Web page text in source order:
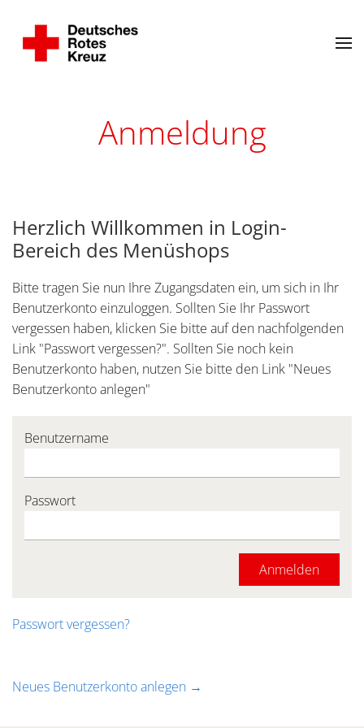
Anmeldung
Herzlich Willkommen in Login-
Bereich des Menüshops
Bitte tragen Sie nun Ihre Zugangsdaten ein, um sich in Ihr
Benutzerkonto einzuloggen. Sollten Sie Ihr Passwort
vergessen haben, klicken Sie bitte auf den nachfolgenden
Link "Passwort vergessen?". Sollten Sie noch kein
Benutzerkonto haben, nutzen Sie bitte den Link "Neues
Benutzerkonto anlegen"
Benutzername
Passwort
Passwort vergessen?
Neues Benutzerkonto anlegen →